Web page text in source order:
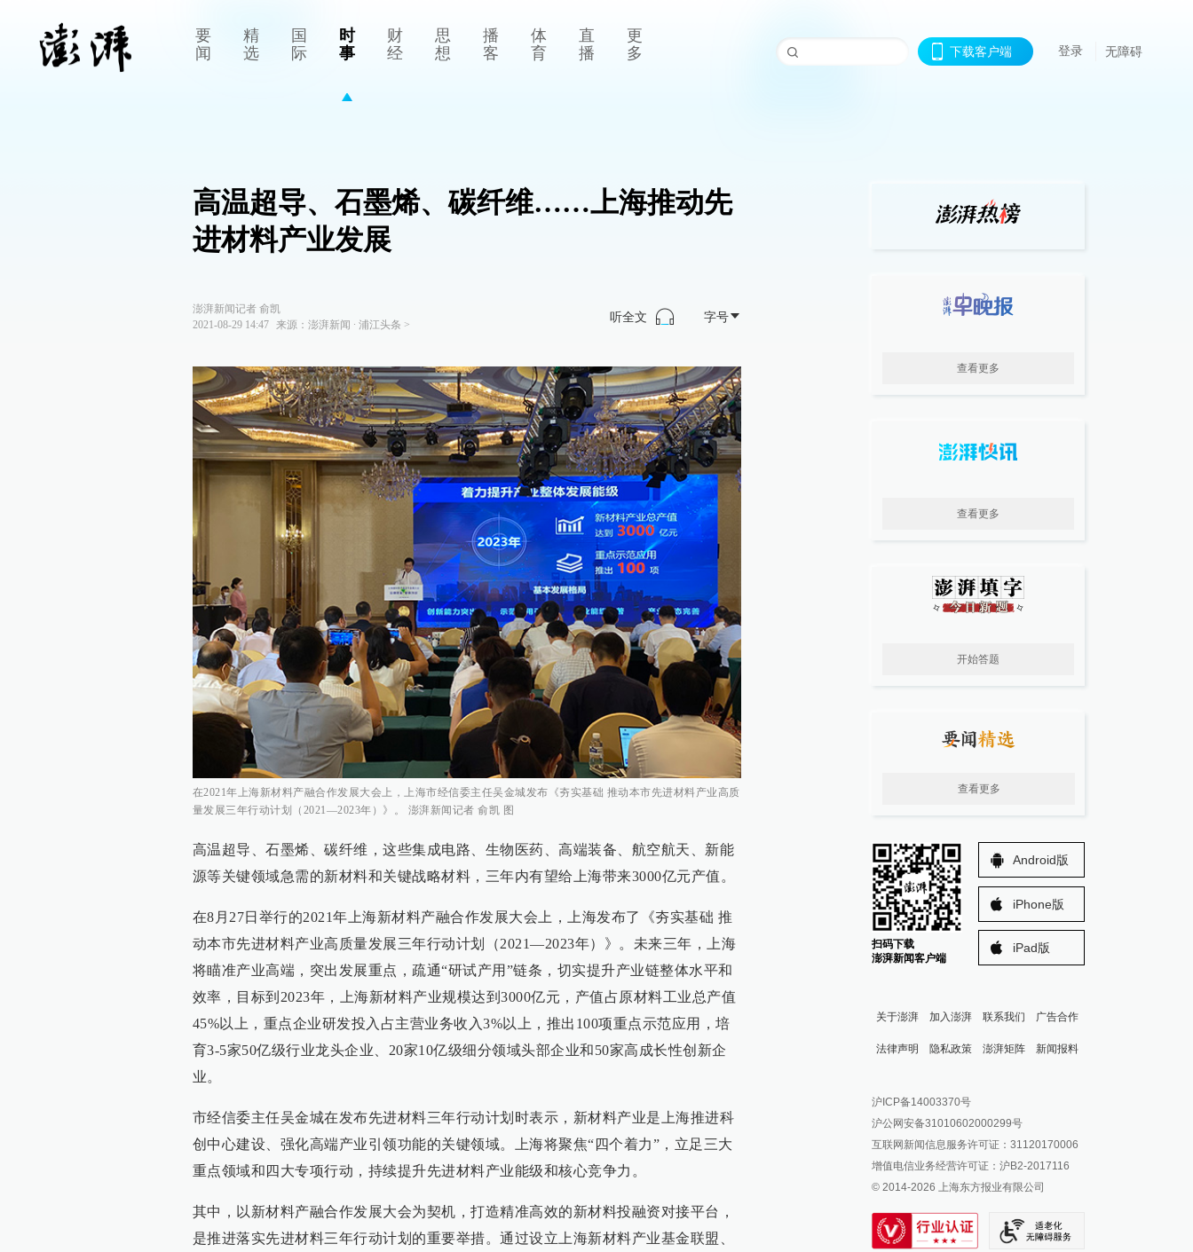
要
闻
精
选
国
际
时
事
财
经
思
想
播
客
体
育
直
播
更
多
下载客户端 登录 无障碍
高温超导、石墨烯、碳纤维……上海推动先
进材料产业发展
澎湃新闻记者 俞凯
2021-08-29 14:47
来源： 澎湃新闻 ∙ 浦江头条 >
听全文 字号
在2021年上海新材料产融合作发展大会上，上海市经信委主任吴金城发布《夯实基础 推动本市先进材料产业高质
量发展三年行动计划（2021—2023年）》。 澎湃新闻记者 俞凯 图
高温超导、石墨烯、碳纤维，这些集成电路、生物医药、高端装备、航空航天、新能
源等关键领域急需的新材料和关键战略材料，三年内有望给上海带来3000亿元产值。
在8月27日举行的2021年上海新材料产融合作发展大会上，上海发布了《夯实基础 推
动本市先进材料产业高质量发展三年行动计划（2021—2023年）》。未来三年，上海
将瞄准产业高端，突出发展重点，疏通“研试产用”链条，切实提升产业链整体水平和
效率，目标到2023年，上海新材料产业规模达到3000亿元，产值占原材料工业总产值
45%以上，重点企业研发投入占主营业务收入3%以上，推出100项重点示范应用，培
育3-5家50亿级行业龙头企业、20家10亿级细分领域头部企业和50家高成长性创新企
业。
市经信委主任吴金城在发布先进材料三年行动计划时表示，新材料产业是上海推进科
创中心建设、强化高端产业引领功能的关键领域。上海将聚焦“四个着力”，立足三大
重点领域和四大专项行动，持续提升先进材料产业能级和核心竞争力。
其中，以新材料产融合作发展大会为契机，打造精准高效的新材料投融资对接平台，
是推进落实先进材料三年行动计划的重要举措。通过设立上海新材料产业基金联盟、
查看更多
查看更多
开始答题
查看更多
扫码下载
澎湃新闻客户端
Android版
iPhone版
iPad版
关于澎湃 加入澎湃 联系我们 广告合作
法律声明 隐私政策 澎湃矩阵
澎湃新闻公众号
澎湃新闻抖音号
派生万物开放平台
IP SHANGHAI
SIXTH TONE
新闻报料
报料邮箱: news@thepaper.cn
沪ICP备14003370号
沪公网安备31010602000299号
互联网新闻信息服务许可证：31120170006
增值电信业务经营许可证：沪B2-2017116
© 2014-2026 上海东方报业有限公司